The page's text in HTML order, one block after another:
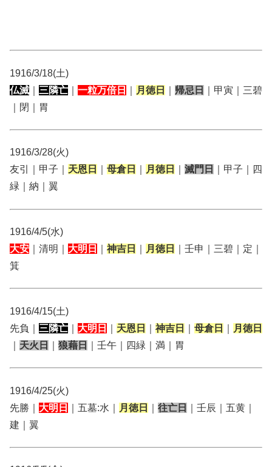
1916/3/18(土)
仏滅
三隣亡 一粒万倍日 月徳日 帰忌日
｜甲寅｜三碧
｜閉｜胃
1916/3/28(火)
友引｜甲子｜ 天恩日 母倉日 月徳日 滅門日
｜甲子｜四
緑｜納｜翼
1916/4/5(水)
大安 ｜清明｜ 大明日 神吉日 月徳日
｜壬申｜三碧｜定｜
箕
1916/4/15(土)
先負｜ 三隣亡 大明日 天恩日 神吉日 母倉日
月徳日
天火日 狼藉日 ｜壬午｜四緑｜満｜胃
1916/4/25(火)
先勝｜ 大明日 ｜五墓:水｜ 月徳日 往亡日
｜壬辰｜五黄｜
建｜翼